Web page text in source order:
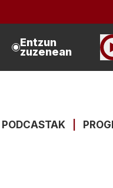
Entzun
zuzenean
PODCASTAK